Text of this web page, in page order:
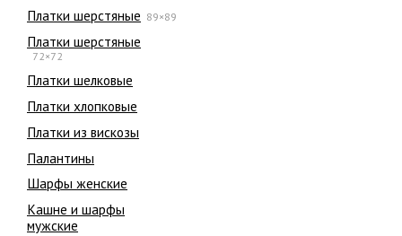
Платки шерстяные 89×89
Платки шерстяные
72×72
Платки шелковые
Платки хлопковые
Платки из вискозы
Палантины
Шарфы женские
Кашне и шарфы
мужские